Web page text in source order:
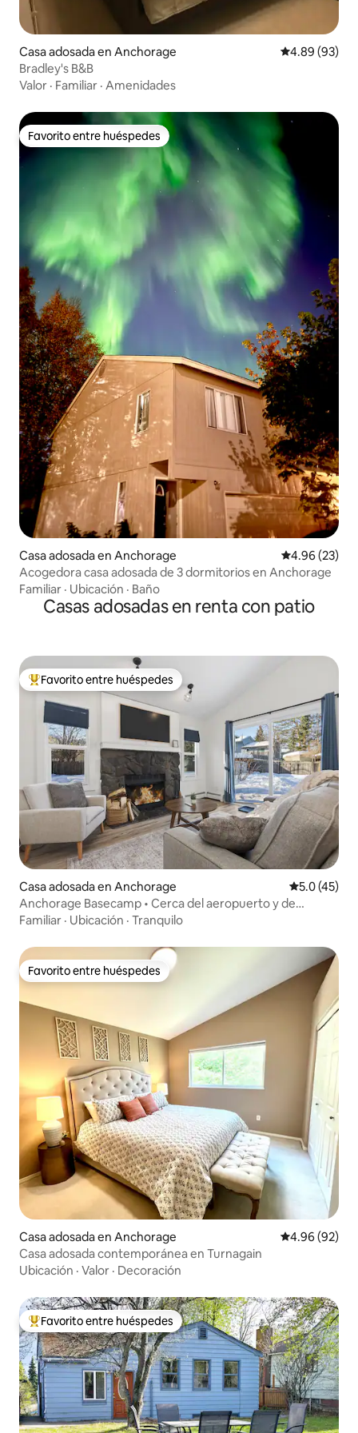
Casa adosada en Anchorage Calificación
4.89 (93)
Bradley's B&B
Valor · Familiar · Amenidades
Favorito entre huéspedes
Favorito entre huéspedes
Casa adosada en Anchorage Calificación
4.96 (23)
Acogedora casa adosada de 3 dormitorios en Anchorage
Familiar · Ubicación · Baño
Casas adosadas en renta con patio
De los mejores en Favorito entre huéspedes
Favorito entre huéspedes
Casa adosada en Anchorage Calificación
5.0 (45)
Anchorage Basecamp • Cerca del aeropuerto y de
senderos
Familiar · Ubicación · Tranquilo
Favorito entre huéspedes
Favorito entre huéspedes
Casa adosada en Anchorage Calificación
4.96 (92)
Casa adosada contemporánea en Turnagain
Ubicación · Valor · Decoración
De los mejores en Favorito entre huéspedes
Favorito entre huéspedes